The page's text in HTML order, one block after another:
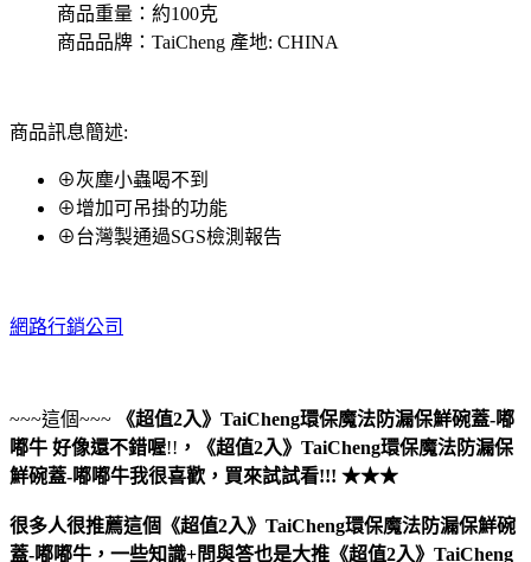
商品重量：約100克
商品品牌：TaiCheng 產地: CHINA
商品訊息簡述:
⊕灰塵小蟲喝不到
⊕增加可吊掛的功能
⊕台灣製通過SGS檢測報告
網路行銷公司
~~~這個~~~
《超值2入》TaiCheng環保魔法防漏保鮮碗蓋-嘟
嘟牛 好像還不錯喔!! ，
《超值2入》TaiCheng環保魔法防漏保
鮮碗蓋-嘟嘟牛我很喜歡，買來試試看!!! ★★★
很多人很推薦這個《超值2入》TaiCheng環保魔法防漏保鮮碗
蓋-嘟嘟牛，一些知識+問與答也是大推《超值2入》TaiCheng